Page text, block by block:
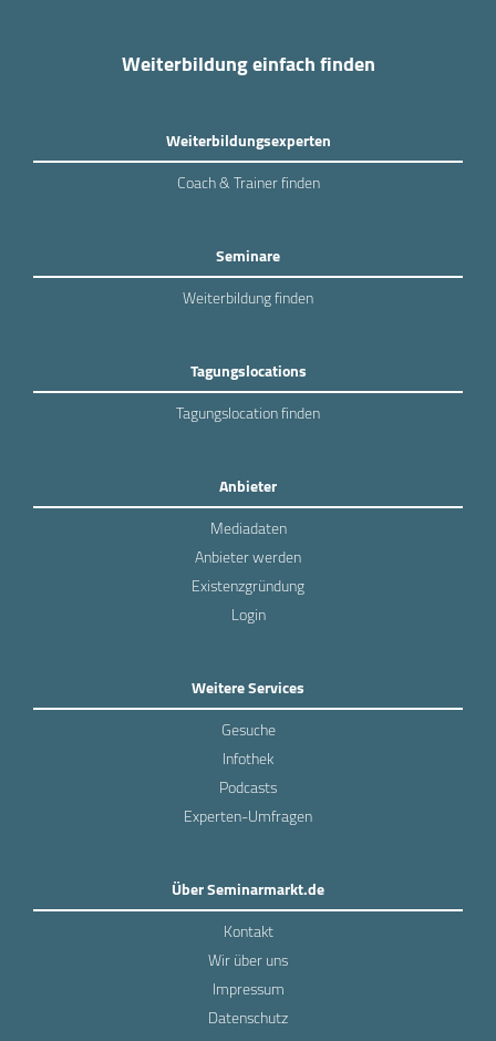
Weiterbildung einfach finden
Weiterbildungsexperten
Coach & Trainer finden
Seminare
Weiterbildung finden
Tagungslocations
Tagungslocation finden
Anbieter
Mediadaten
Anbieter werden
Existenzgründung
Login
Weitere Services
Gesuche
Infothek
Podcasts
Experten-Umfragen
Über Seminarmarkt.de
Kontakt
Wir über uns
Impressum
Datenschutz